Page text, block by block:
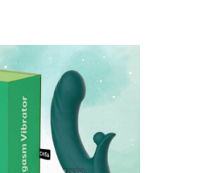
tra bề mặtcủa